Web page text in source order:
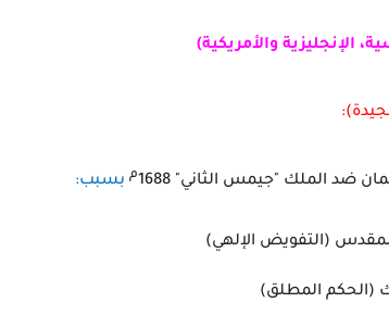
الإنجليزية والأمريكية)
ضد الملك "جيمس الثاني" 1688 م بسبب:
بالحق المقدس (التفويض الإلهي)
للملك (الحكم المطلق)